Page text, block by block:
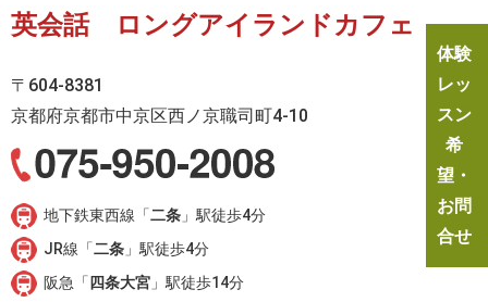
英会話 ロングアイランドカフェ
〒604-8381
京都府京都市中京区西ノ京職司町4-10
地下鉄東西線「二条 」駅徒歩4分
JR線「二条 」駅徒歩4分
阪急「 四条大宮 」駅徒歩14分
体験
レッ
スン
希
望・
お問
合せ